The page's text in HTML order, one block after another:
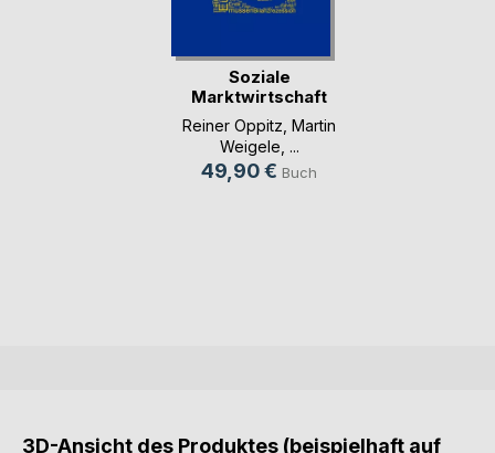
Soziale
Marktwirtschaft
statt Kapi(...)
Reiner Oppitz, Martin
Weigele, ...
49,90 € Buch
3D-Ansicht des Produktes (beispielhaft auf